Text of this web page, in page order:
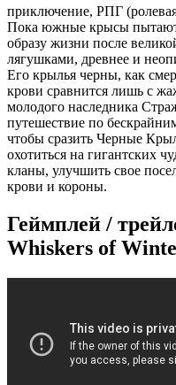
приключение, РПГ
Пока южные крысы
образу жизни после
лягушками, древнее и
Его крылья черны, как
крови сравнится лишь с
молодого наследника
путешествие по
чтобы сразить Черные
охотиться на гигантских
кланы, улучшить свое
крови и короны.
Геймплей /
Whiskers of